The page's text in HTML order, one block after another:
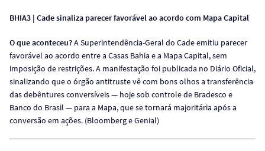
BHIA3 | Cade sinaliza parecer favorável ao acordo com Mapa Capital
O que aconteceu?A Superintendência-Geral do Cade emitiu parecer
favorável ao acordo entre a Casas Bahia e a Mapa Capital, sem
imposição de restrições. A manifestação foi publicada no Diário Oficial,
sinalizando que o órgão antitruste vê com bons olhos a transferência
das debêntures conversíveis — hoje sob controle de Bradesco e
Banco do Brasil — para a Mapa, que se tornará majoritária após a
conversão em ações. (Bloomberg e Genial)